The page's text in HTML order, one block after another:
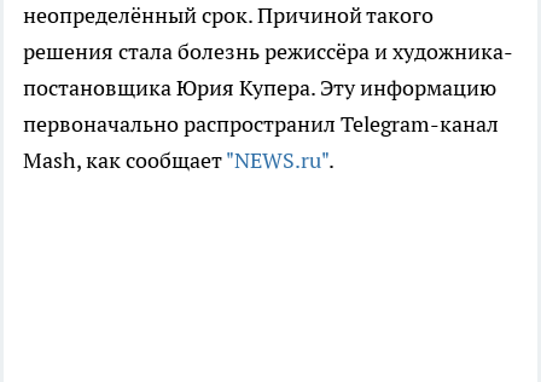
неопределённый срок. Причиной такого
решения стала болезнь режиссёра и художника-
постановщика Юрия Купера. Эту информацию
первоначально распространил Telegram-канал
Mash, как сообщает"NEWS.ru".